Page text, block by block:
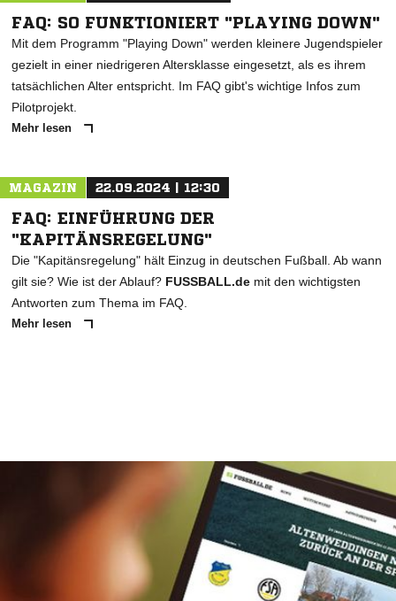
FAQ: SO FUNKTIONIERT "PLAYING DOWN"
Mit dem Programm "Playing Down" werden kleinere Jugendspieler
gezielt in einer niedrigeren Altersklasse eingesetzt, als es ihrem
tatsächlichen Alter entspricht. Im FAQ gibt's wichtige Infos zum
Pilotprojekt.
Mehr lesen
MAGAZIN 22.09.2024 | 12:30
FAQ: EINFÜHRUNG DER
"KAPITÄNSREGELUNG"
Die "Kapitänsregelung" hält Einzug in deutschen Fußball. Ab wann
gilt sie? Wie ist der Ablauf? FUSSBALL.de mit den wichtigsten
Antworten zum Thema im FAQ.
Mehr lesen